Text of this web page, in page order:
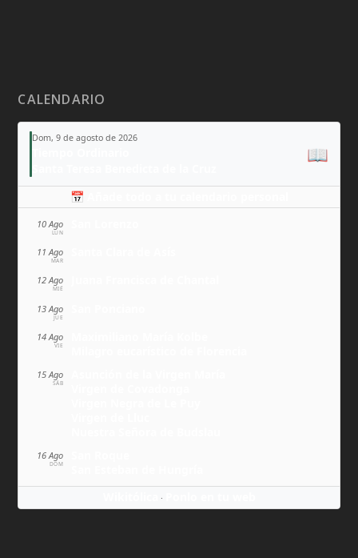
CALENDARIO
Dom, 9 de agosto de 2026
📖
📅 Añade todo a tu calendario personal
10 Ago
LUN
11 Ago
MAR
12 Ago
MIÉ
13 Ago
JUE
14 Ago
VIE
15 Ago
SÁB
16 Ago
DOM
·